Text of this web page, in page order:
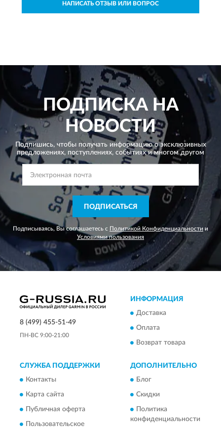
НАПИСАТЬ ОТЗЫВ ИЛИ ВОПРОС
ПОДПИСКА НА
НОВОСТИ
Подпишись, чтобы получать информацию о эксклюзивных
предложениях, поступлениях, событиях и многом другом
ПОДПИСАТЬСЯ
Подписываясь, Вы соглашаетесь с Политикой Конфиденциальности и
Условиями пользования
8 (499) 455-51-49
ПН-ВС 9:00-21:00
ИНФОРМАЦИЯ
Доставка
Оплата
Возврат товара
СЛУЖБА ПОДДЕРЖКИ
Контакты
Карта сайта
Публичная оферта
Пользовательское
ДОПОЛНИТЕЛЬНО
Блог
Скидки
Политика
конфиденциальности